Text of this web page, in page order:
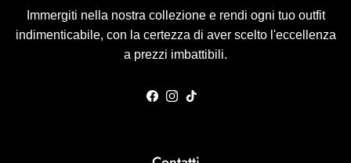
Immergiti nella nostra collezione e rendi ogni tuo outfit
indimenticabile, con la certezza di aver scelto l'eccellenza
a prezzi imbattibili.
Facebook
Instagram
TikTok